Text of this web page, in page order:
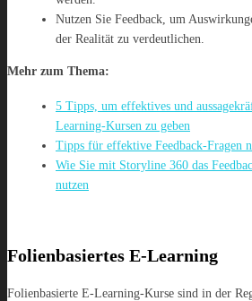
Nutzen Sie Feedback, um
der Realität zu verdeutlichen.
Mehr zum Thema:
5 Tipps, um effektives und
Learning-Kursen zu geben
Tipps für effektive Feedback-Fragen
Wie Sie mit Storyline 360 das
nutzen
Folienbasiertes E-Learning
Folienbasierte E-Learning-Kurse sind in der